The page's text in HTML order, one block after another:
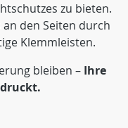
zu bieten.
den Seiten durch
Klemmleisten.
bleiben – Ihre